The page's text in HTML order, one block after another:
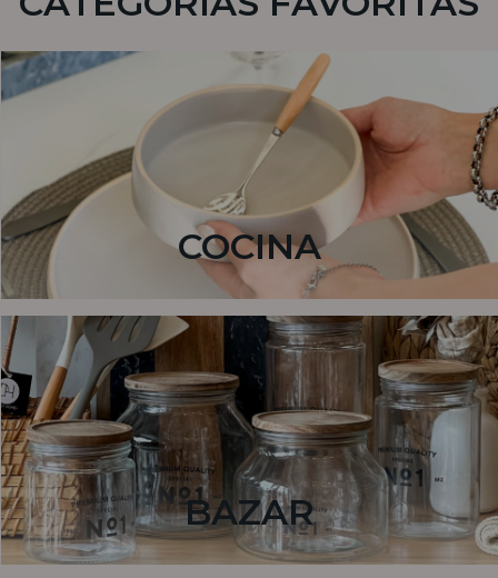
COCINA
BAZAR